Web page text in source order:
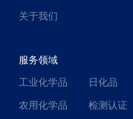
关于我们
服务领域
工业化学品
日化品
农用化学品
检测认证